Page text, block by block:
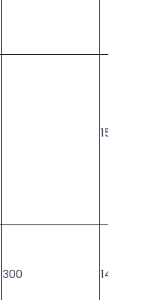
1591
300 1479